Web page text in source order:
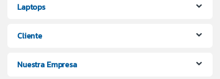
Laptops
Cliente
Nuestra Empresa